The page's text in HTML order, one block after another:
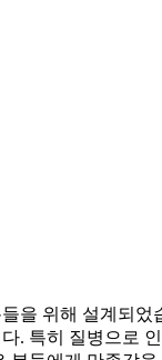
을 위해 설계되
. 특히 질병으로